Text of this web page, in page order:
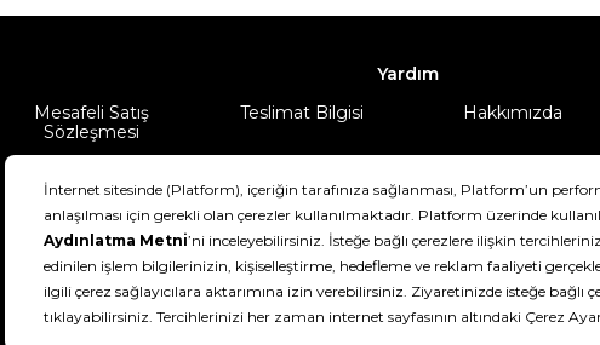
Yardım
Mesafeli Satış
Sözleşmesi
Teslimat Bilgisi Hakkımızda
DeFactoFIT ©️ 2022-2026. Tüm hakları saklıdır.